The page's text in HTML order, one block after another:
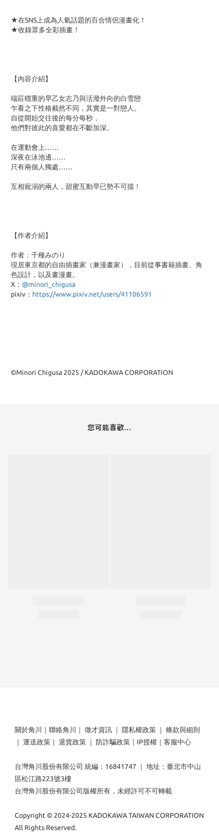
★在SNS上成為人氣話題的百合情侶漫畫化！
★收錄眾多全彩插畫！
【內容介紹】
端莊穩重的早乙女志乃與活潑外向的白雪戀
乍看之下性格截然不同，其實是一對戀人。
自從開始交往後的每分每秒，
他們對彼此的喜愛都在不斷加深。
在運動會上……
深夜在泳池邊……
只有兩個人獨處……
互相寵溺的兩人，甜蜜互動早已勢不可擋！
【作者介紹】
作者：千種みのり
現居東京都的自由插畫家（兼漫畫家），目前從事書籍插畫、角
色設計，以及畫漫畫。
X： @minori_chigusa
pixiv： https://www.pixiv.net/users/41106591
©Minori Chigusa 2025 / KADOKAWA CORPORATION
您可能喜歡...
關於角川 ｜ 聯絡角川 ｜ 徵才資訊 ｜ 隱私權政策 ｜ 條款與細則
｜ 運送政策 ｜ 退貨政策 ｜ 防詐騙政策 ｜ IP授權 ｜ 客服中心
台灣角川股份有限公司 統編：16841747 ｜ 地址：臺北市中山
區松江路223號3樓
台灣角川股份有限公司版權所有，未經許可不可轉載
Copyright © 2024-2025 KADOKAWA TAIWAN CORPORATION
All Rights Reserved.